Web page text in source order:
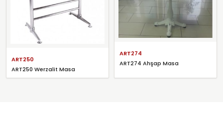
ART250
ART250 Werzalit Masa
ART274
ART274 Ahşap Masa